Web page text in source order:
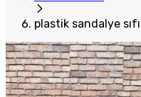
plastik sandalye